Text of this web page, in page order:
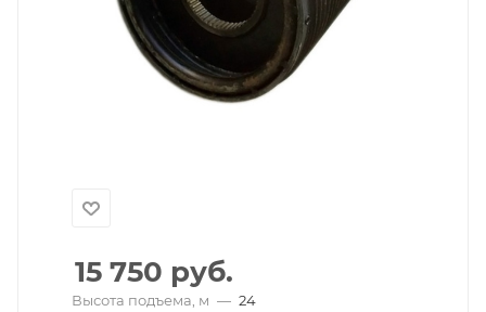
15 750 руб.
Высота подъема, м — 24